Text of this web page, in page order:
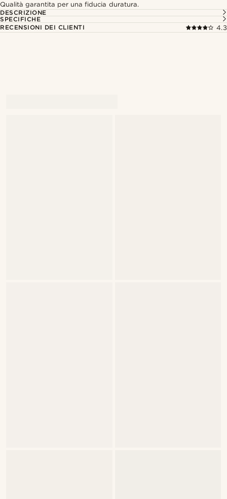
Qualità garantita per una fiducia duratura.
DESCRIZIONE
SPECIFICHE
RECENSIONI DEI CLIENTI
4.3